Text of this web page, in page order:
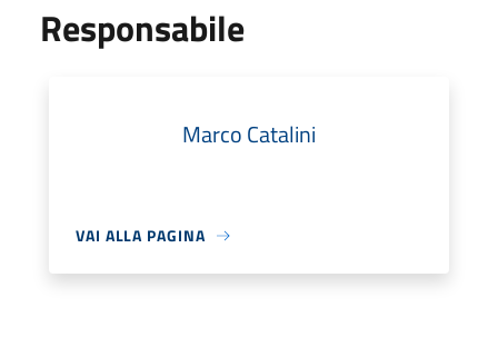
Responsabile
Marco Catalini
VAI ALLA PAGINA